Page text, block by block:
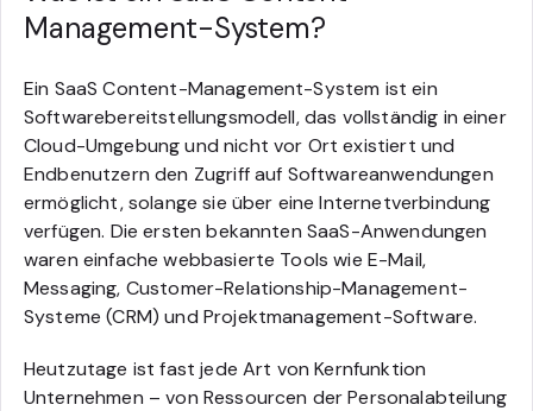
Management-System?
Ein SaaS Content-Management-System ist ein
Softwarebereitstellungsmodell, das vollständig in einer
Cloud-Umgebung und nicht vor Ort existiert und
Endbenutzern den Zugriff auf Softwareanwendungen
ermöglicht, solange sie über eine Internetverbindung
verfügen. Die ersten bekannten SaaS-Anwendungen
waren einfache webbasierte Tools wie E-Mail,
Messaging, Customer-Relationship-Management-
Systeme (CRM) und Projektmanagement-Software.
Heutzutage ist fast jede Art von Kernfunktion
Unternehmen – von Ressourcen der Personalabteilung